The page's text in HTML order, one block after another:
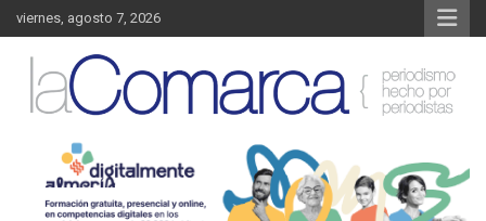
Saltar
al
contenido
viernes, agosto 7, 2026
La Comarca – Noticias del
Almanzora
Almanzora y sus localidades.